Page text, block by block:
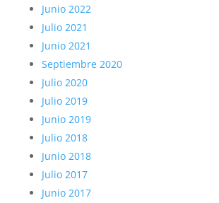
Junio 2022
Julio 2021
Junio 2021
Septiembre 2020
Julio 2020
Julio 2019
Junio 2019
Julio 2018
Junio 2018
Julio 2017
Junio 2017